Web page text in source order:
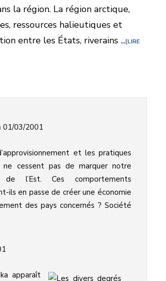
la région. La région arctique,
ressources halieutiques et
entre les États, riverains ... LIRE
01/03/2001
et les pratiques
ne cessent pas de marquer notre
de l’Est. Ces comportements
ils en passe de créer une économie
des pays concernés ? Société
apparaît